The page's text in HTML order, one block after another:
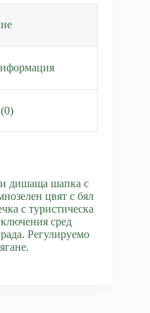
и дишаща шапка с
цвят с бял
с туристическа
сред
Регулируемо